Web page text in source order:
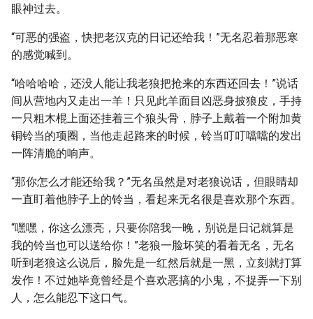
眼神过去。
“可恶的强盗，快把老汉克的日记还给我！”无名忍着那恶寒
的感觉喊到。
“哈哈哈哈，还没人能让我老狼把抢来的东西还回去！”说话
间从营地内又走出一羊！只见此羊面目凶恶身披狼皮，手持
一只粗木棍上面还挂着三个狼头骨，脖子上戴着一个附加黄
铜铃当的项圈，当他走起路来的时候，铃当叮叮噹噹的发出
一阵清脆的响声。
“那你怎么才能还给我？”无名虽然是对老狼说话，但眼睛却
一直盯着他脖子上的铃当，看起来无名很是喜欢那个东西。
“嘿嘿，你这么漂亮，只要你陪我一晚，别说是日记就算是
我的铃当也可以送给你！”老狼一脸坏笑的看着无名，无名
听到老狼这么说后，脸先是一红然后就是一黑，立刻就打算
发作！不过她毕竟曾经是个喜欢恶搞的小鬼，不捉弄一下别
人，怎么能忍下这口气。